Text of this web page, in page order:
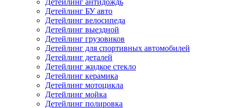
Детейлинг антидождь
Детейлинг БУ авто
Детейлинг велосипеда
Детейлинг выездной
Детейлинг грузовиков
Детейлинг для спортивных автомобилей
Детейлинг деталей
Детейлинг жидкое стекло
Детейлинг керамика
Детейлинг мотоцикла
Детейлинг мойка
Детейлинг полировка